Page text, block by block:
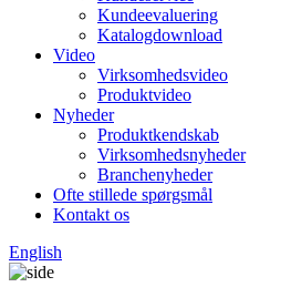
Kundeevaluering
Katalogdownload
Video
Virksomhedsvideo
Produktvideo
Nyheder
Produktkendskab
Virksomhedsnyheder
Branchenyheder
Ofte stillede spørgsmål
Kontakt os
English